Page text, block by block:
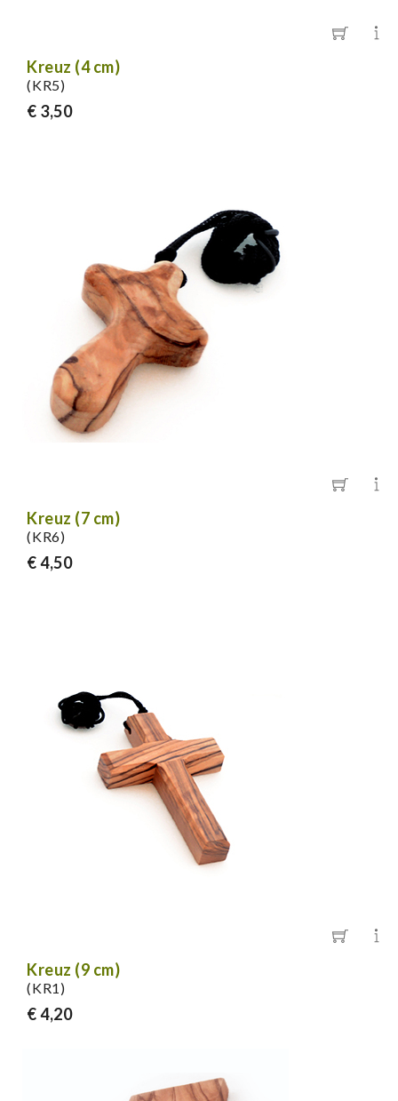
Kreuz (4 cm)
(KR5)
€ 3,50
Kreuz (7 cm)
(KR6)
€ 4,50
Kreuz (9 cm)
(KR1)
€ 4,20